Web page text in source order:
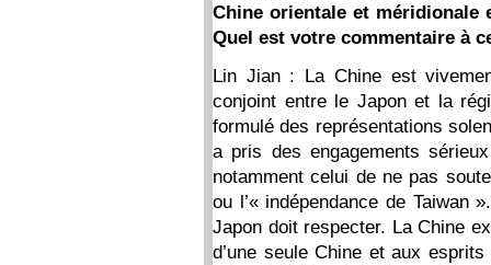
Chine orientale et méridionale
Quel est votre commentaire à
Lin Jian : La Chine est
conjoint entre le Japon et la
formulé des représentations
a pris des engagements
notamment celui de ne pas
ou l’« indépendance de Taiwan
Japon doit respecter. La Chine
d’une seule Chine et aux